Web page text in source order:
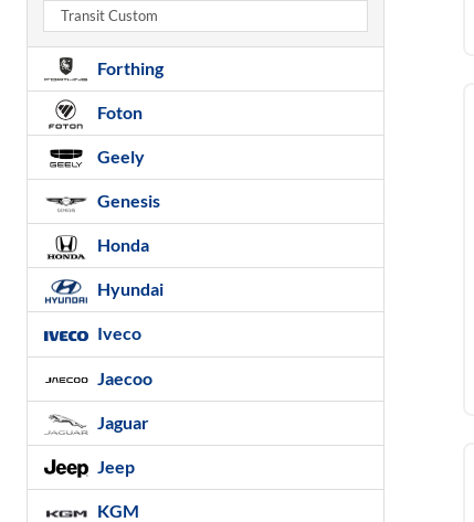
Transit Custom
Forthing
Foton
Geely
Genesis
Honda
Hyundai
Iveco
Jaecoo
Jaguar
Jeep
KGM